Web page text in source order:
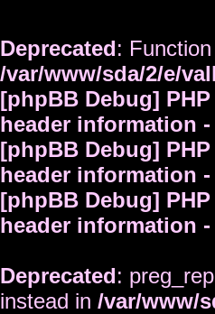
Deprecated:
/var/www/sda/2/e/
[phpBB Debug]
header information
[phpBB Debug]
header information
[phpBB Debug]
header information
Deprecated:
instead in /var/www/